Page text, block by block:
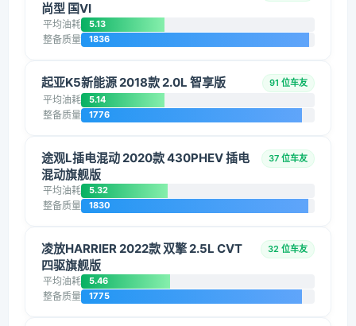
尚型 国VI
平均油耗 5.13
整备质量 1836
起亚K5新能源 2018款 2.0L 智享版 91 位车友
平均油耗 5.14
整备质量 1776
途观L插电混动 2020款 430PHEV 插电
混动旗舰版
37 位车友
平均油耗 5.32
整备质量 1830
凌放HARRIER 2022款 双擎 2.5L CVT
四驱旗舰版
32 位车友
平均油耗 5.46
整备质量 1775